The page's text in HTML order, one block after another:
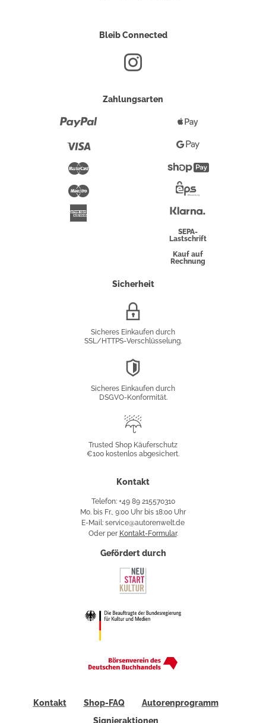
Bleib Connected
Zahlungsarten
Maestro
Pay
Google
Pay
Überweisung
SEPA-
Lastschrift
Kauf auf
Rechnung
Sicherheit
Sicheres Einkaufen durch
SSL/HTTPS-Verschlüsselung.
Sicheres Einkaufen durch
DSGVO-Konformität.
Käuferschutz
Trusted Shop Käuferschutz
€100 kostenlos abgesichert.
Kontakt
Telefon: +49 89 215570310
Mo. bis Fr., 9:00 Uhr bis 18:00 Uhr
E-Mail: service@autorenwelt.de
Oder per Kontakt-Formular.
Gefördert durch
Kontakt Shop-FAQ
Autorenprogramm
Signieraktionen